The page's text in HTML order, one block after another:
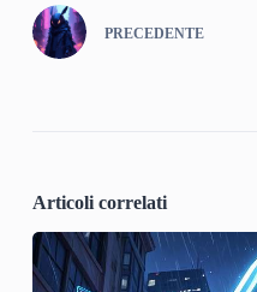
PRECEDENTE
Articoli correlati